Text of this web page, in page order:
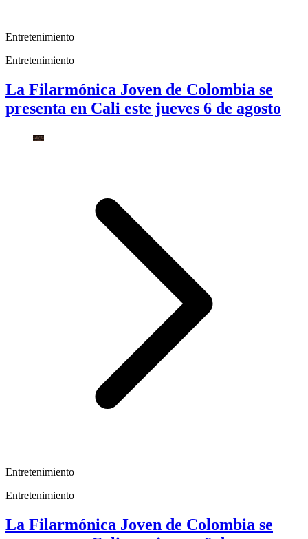
Entretenimiento
Entretenimiento
La Filarmónica Joven de Colombia se
presenta en Cali este jueves 6 de agosto
Entretenimiento
Entretenimiento
La Filarmónica Joven de Colombia se